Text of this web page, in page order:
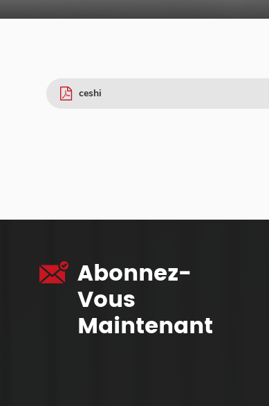
ceshi
Abonnez-
Vous
Maintenant